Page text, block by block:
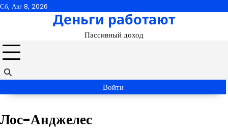
Перейти
Сб, Авг 8, 2026
Деньги работают
Пассивный доход
Войти
Лос-Анджелес